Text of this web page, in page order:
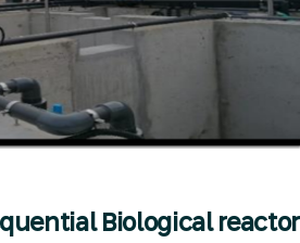
Biological reactor